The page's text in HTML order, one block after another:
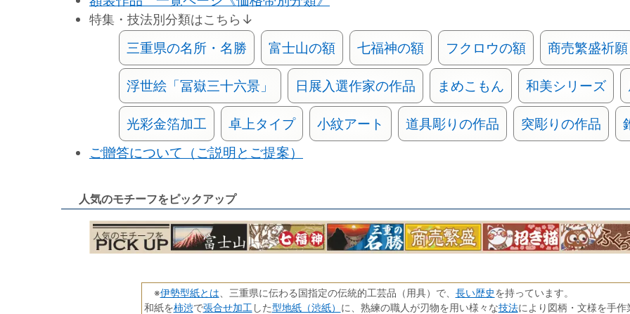
特集・技法別分類はこちら↓
三重県の名所・名勝 富士山の額 七福神の額 フクロウの額 商売繁盛祈願
浮世絵「冨嶽三十六景」 日展入選作家の作品 まめこもん 和美シリーズ
光彩金箔加工 卓上タイプ 小紋アート 道具彫りの作品 突彫りの作品
ご贈答について（ご説明とご提案）
人気のモチーフをピックアップ
※伊勢型紙とは 、三重県に伝わる国指定の伝統的工芸品（用具）で、 長い歴史を持っています。
和紙を柿渋で張合せ加工 した型地紙（渋紙） に、熟練の職人が刃物を用い様々な技法により図柄・文様を手作